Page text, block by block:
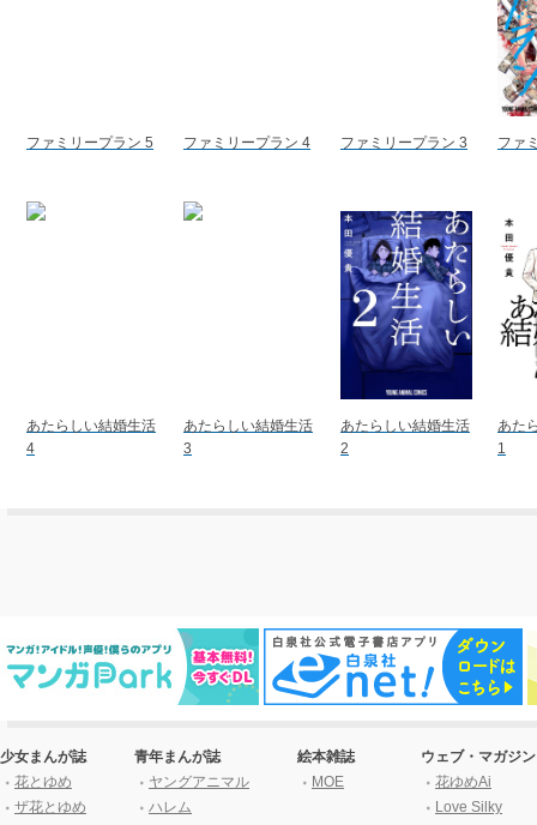
ファミリープラン 5 ファミリープラン 4 ファミリープラン 3 ファ
あたらしい結婚生活
4
あたらしい結婚生活
3
あたらしい結婚生活
2
あた
1
少女まんが誌
花とゆめ
ザ花とゆめ
青年まんが誌
ヤングアニマル
ハレム
絵本雑誌
MOE
ウェブ・マガジン
花ゆめAi
Love Silky